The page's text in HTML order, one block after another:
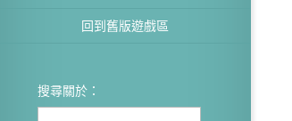
回到舊版遊戲區
搜尋關於：